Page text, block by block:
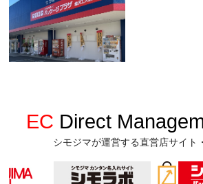
EC Direct
シモジマが運営する直営店サイト